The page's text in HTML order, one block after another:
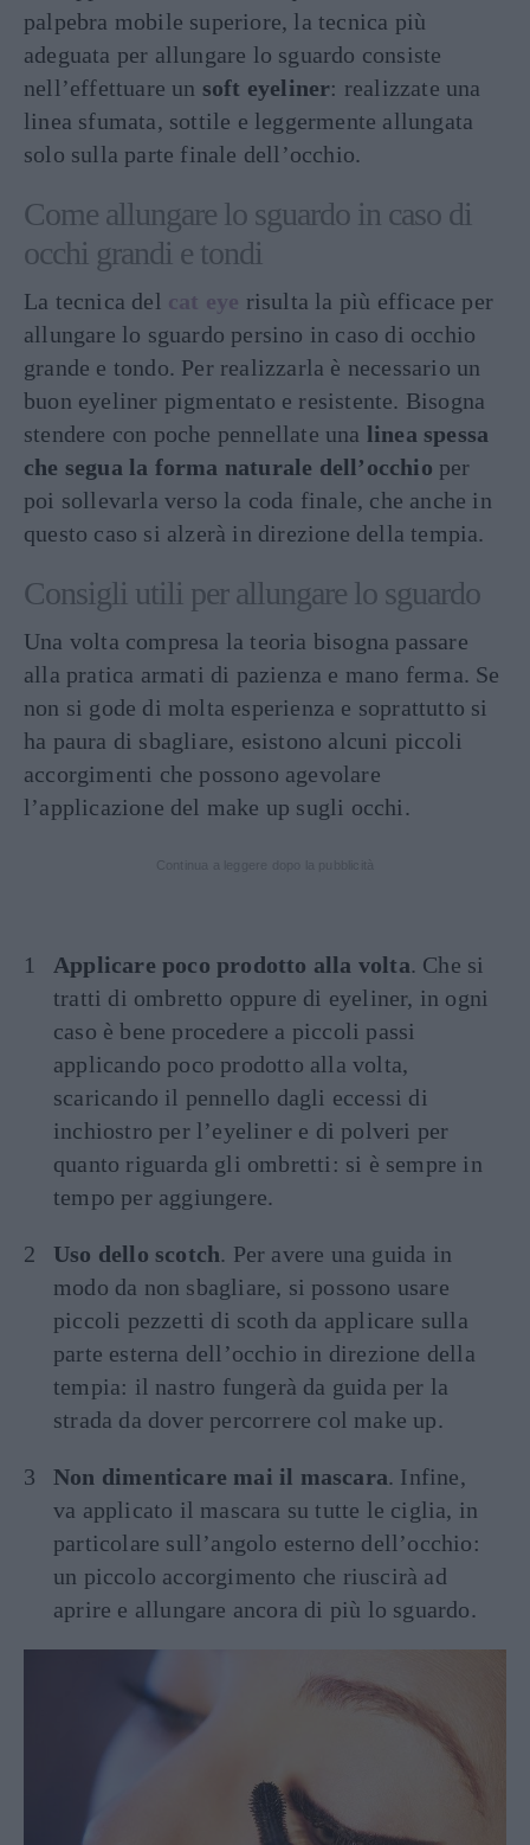
palpebra mobile superiore, la tecnica più
adeguata per allungare lo sguardo consiste
nell’effettuare un soft eyeliner: realizzate una
linea sfumata, sottile e leggermente allungata
solo sulla parte finale dell’occhio.
Come allungare lo sguardo in caso di
occhi grandi e tondi
La tecnica del cat eye risulta la più efficace per
allungare lo sguardo persino in caso di occhio
grande e tondo. Per realizzarla è necessario un
buon eyeliner pigmentato e resistente. Bisogna
stendere con poche pennellate una linea spessa
che segua la forma naturale dell’occhio per
poi sollevarla verso la coda finale, che anche in
questo caso si alzerà in direzione della tempia.
Consigli utili per allungare lo sguardo
Una volta compresa la teoria bisogna passare
alla pratica armati di pazienza e mano ferma. Se
non si gode di molta esperienza e soprattutto si
ha paura di sbagliare, esistono alcuni piccoli
accorgimenti che possono agevolare
l’applicazione del make up sugli occhi.
Applicare poco prodotto alla volta. Che si
tratti di ombretto oppure di eyeliner, in ogni
caso è bene procedere a piccoli passi
applicando poco prodotto alla volta,
scaricando il pennello dagli eccessi di
inchiostro per l’eyeliner e di polveri per
quanto riguarda gli ombretti: si è sempre in
tempo per aggiungere.
Uso dello scotch. Per avere una guida in
modo da non sbagliare, si possono usare
piccoli pezzetti di scoth da applicare sulla
parte esterna dell’occhio in direzione della
tempia: il nastro fungerà da guida per la
strada da dover percorrere col make up.
Non dimenticare mai il mascara. Infine,
va applicato il mascara su tutte le ciglia, in
particolare sull’angolo esterno dell’occhio:
un piccolo accorgimento che riuscirà ad
aprire e allungare ancora di più lo sguardo.